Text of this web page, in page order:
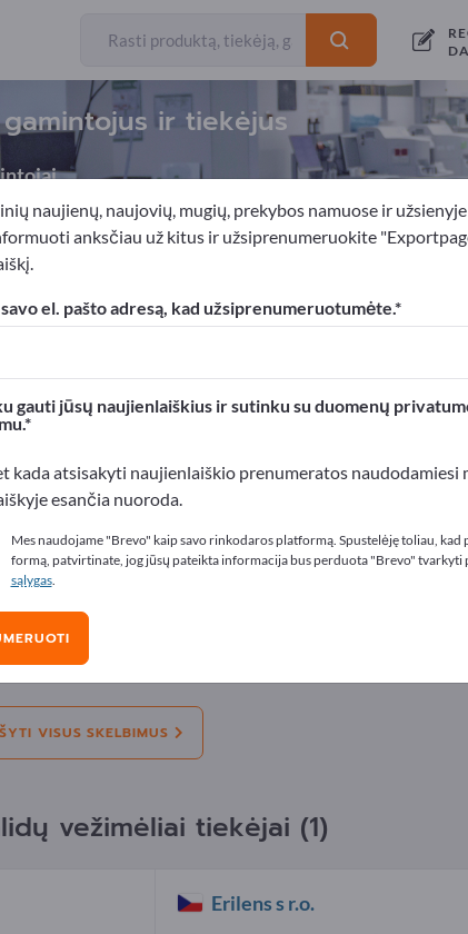
ir tiekėjus
kontaktai >> pradėkite čia
Exportpages svetainėje.
>> publikuokite čia
Ieškote kokybiškų neįgaliųjų
VISUS SKELBIMUS
vežimėliai tiekėjai (1)
Erilens s r.o.
naujienų, naujovių, mugių, prekybos namuose ir
anksčiau už kitus ir užsiprenumeruokite
el. pašto adresą, kad užsiprenumeruotumėte.
gauti jūsų naujienlaiškius ir sutinku su duomenų
kada atsisakyti naujienlaiškio prenumeratos naudodamiesi
esančia nuoroda.
Mes naudojame "Brevo" kaip savo rinkodaros platformą. Spustelėję toliau, kad
formą, patvirtinate, jog jūsų pateikta informacija bus perduota "Brevo" tvarkyti
sąlygas.